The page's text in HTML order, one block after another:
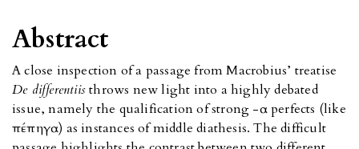
Abstract
A close inspection of a passage from Macrobius’ treatise
De differentiisthrows new light into a highly debated
issue, namely the qualification of strong -α perfects (like
πέπηγα) as instances of middle diathesis. The difficult